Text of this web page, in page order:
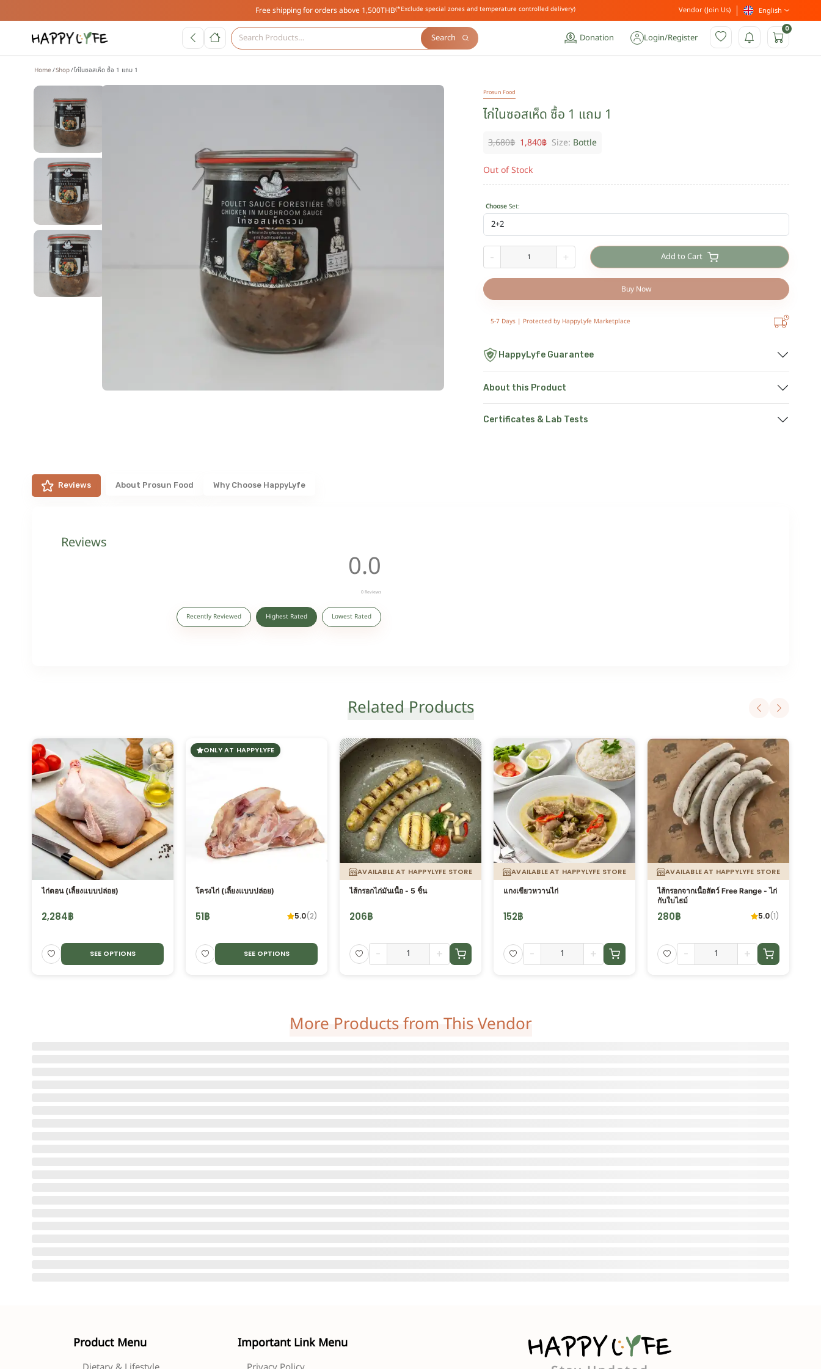
Free shipping for orders above 1,500THB(*Exclude special zones and temperature controlled delivery) Vendor (Join Us) English
Search Donation Login/Register
0
Home Shop ไก่ในซอสเห็ด ซื้อ 1 แถม 1
Prosun Food
ไก่ในซอสเห็ด ซื้อ 1 แถม 1
3,680฿ 1,840฿ Size: Bottle
Out of Stock
ChooseSet:
- + Add to Cart
Buy Now
5-7 Days | Protected by HappyLyfe Marketplace
HappyLyfe Guarantee
About this Product
Certificates & Lab Tests
Reviews About Prosun Food Why Choose HappyLyfe
Reviews
0.0
0 Reviews
Recently Reviewed Highest Rated Lowest Rated
Related Products
ไก่ตอน (เลี้ยงแบบปล่อย)
2,284฿
SEE OPTIONS
ONLY AT HAPPYLYFE
โครงไก่ (เลี้ยงแบบปล่อย)
51฿ 5.0(2)
SEE OPTIONS
AVAILABLE AT HAPPYLYFE STORE
ไส้กรอกไก่มันเนื้อ - 5 ชิ้น
206฿
- +
AVAILABLE AT HAPPYLYFE STORE
แกงเขียวหวานไก่
152฿
- +
AVAILABLE AT HAPPYLYFE STORE
ไส้กรอกจากเนื้อสัตว์ Free Range - ไก่
กับใบไธม์
280฿ 5.0(1)
- +
More Products from This Vendor
Product Menu Important Link Menu